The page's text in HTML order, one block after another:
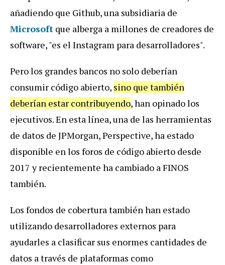
añadiendo que Github, una subsidiaria de
Microsoft que alberga a millones de creadores de
software, "es el Instagram para desarrolladores".
Pero los grandes bancos no solo deberían
consumir código abierto, sino que también
deberían estar contribuyendo, han opinado los
ejecutivos. En esta línea, una de las herramientas
de datos de JPMorgan, Perspective, ha estado
disponible en los foros de código abierto desde
2017 y recientemente ha cambiado a FINOS
también.
Los fondos de cobertura también han estado
utilizando desarrolladores externos para
ayudarles a clasificar sus enormes cantidades de
datos a través de plataformas como